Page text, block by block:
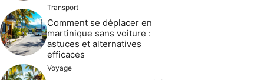
Transport
Comment se déplacer en
martinique sans voiture :
astuces et alternatives
efficaces
Voyage